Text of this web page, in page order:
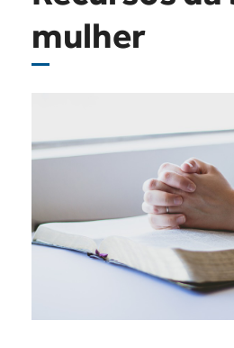
mulher